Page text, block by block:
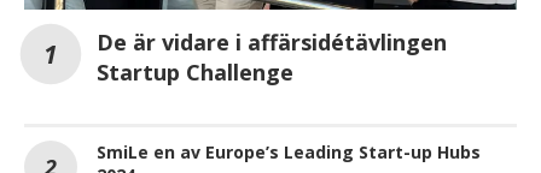
De är vidare i affärsidétävlingen
Startup Challenge
SmiLe en av Europe’s Leading Start-up Hubs